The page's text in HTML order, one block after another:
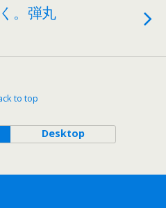
。弾丸
to top
Desktop